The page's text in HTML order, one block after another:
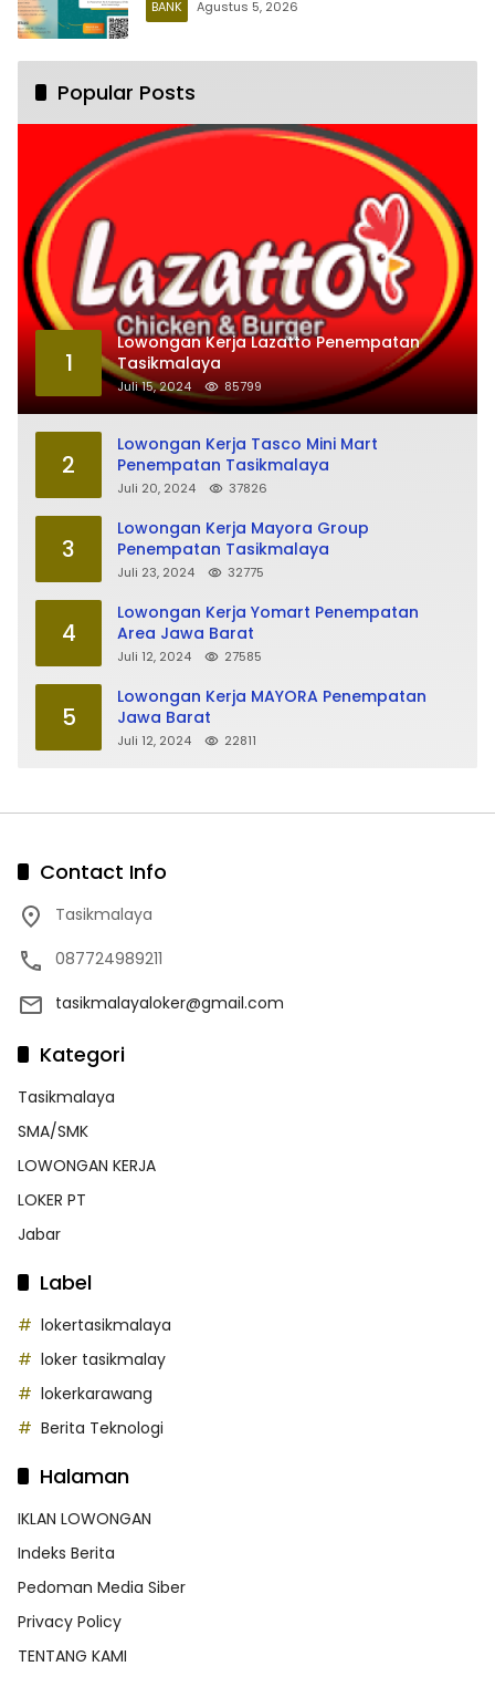
BANK Agustus 5, 2026
Popular Posts
1
Lowongan Kerja Lazatto Penempatan
Tasikmalaya
Juli 15, 2024 85799
2
Lowongan Kerja Tasco Mini Mart
Penempatan Tasikmalaya
Juli 20, 2024 37826
3
Lowongan Kerja Mayora Group
Penempatan Tasikmalaya
Juli 23, 2024 32775
4
Lowongan Kerja Yomart Penempatan
Area Jawa Barat
Juli 12, 2024 27585
5
Lowongan Kerja MAYORA Penempatan
Jawa Barat
Juli 12, 2024 22811
Contact Info
Tasikmalaya
087724989211
tasikmalayaloker@gmail.com
Kategori
Tasikmalaya
SMA/SMK
LOWONGAN KERJA
LOKER PT
Jabar
Label
lokertasikmalaya
loker tasikmalay
lokerkarawang
Berita Teknologi
Halaman
IKLAN LOWONGAN
Indeks Berita
Pedoman Media Siber
Privacy Policy
TENTANG KAMI